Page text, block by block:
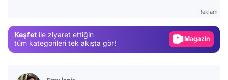
Reklam
Keşfet ile ziyaret ettiğin
tüm kategorileri tek akışta gör!
Magazin